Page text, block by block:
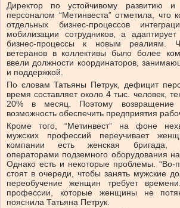
Директор по устойчивому развитию и
персоналом “Метинвеста” отметила, что
отдельных бизнес-процессов
мобилизации сотрудников, а
бизнес-процессы к новым реалиям.
ветеранов в коллективы было более
ввели должности координаторов,
и поддержкой.
По словам Татьяны Петрук, дефицит
время составляет около 4 тыс. человек,
20% в месяц. Поэтому
возможность обеспечить предприятия
Кроме того, “Метинвест” на фоне
мужских профессий переучивает
компании есть женская бригада,
операторами подземного оборудования
Однако есть и некоторые проблемы.
стоят в очереди, чтобы занять мужские
переобучение женщин требует
профессии, которые женщины не
пояснила Татьяна Петрук.